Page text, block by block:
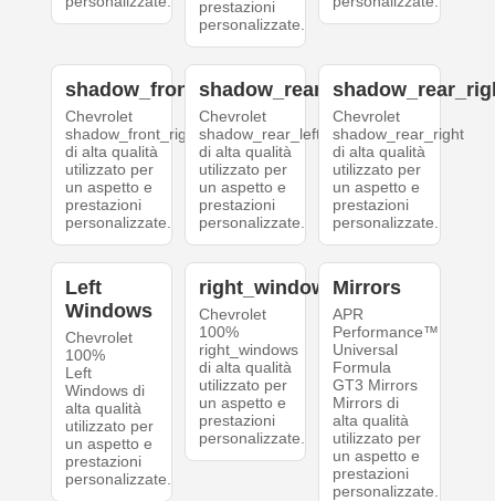
prestazioni
personalizzate.
shadow_front_right
Chevrolet
shadow_front_right
di alta qualità
utilizzato per
un aspetto e
prestazioni
personalizzate.
shadow_rear_left
Chevrolet
shadow_rear_left
di alta qualità
utilizzato per
un aspetto e
prestazioni
personalizzate.
Chevrolet
shadow_rear_right
di alta qualità
utilizzato per
un aspetto e
prestazioni
personalizzate.
Left
Windows
Chevrolet
100%
Left
Windows di
alta qualità
utilizzato per
un aspetto e
prestazioni
personalizzate.
right_windows
Chevrolet
100%
right_windows
di alta qualità
utilizzato per
un aspetto e
prestazioni
personalizzate.
Mirrors
APR
Performance™
Universal
Formula
GT3 Mirrors
Mirrors di
alta qualità
utilizzato per
un aspetto e
prestazioni
personalizzate.